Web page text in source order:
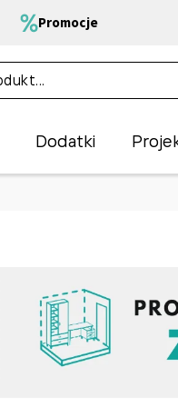
Promocje
Dodatki